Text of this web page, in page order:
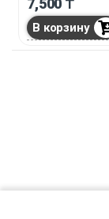
7,500 ₸
В корзину